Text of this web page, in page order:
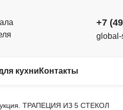
+7
global-
кухни Контакты
ТРАПЕЦИЯ ИЗ 5 СТЕКОЛ